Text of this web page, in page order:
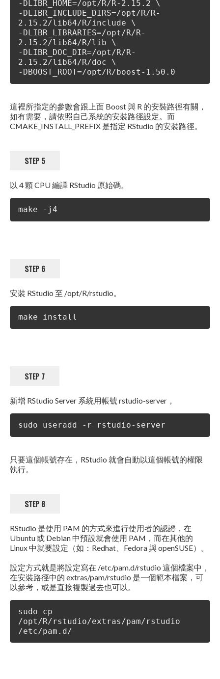
-DLIBR_HOME=/opt/R/R-2.15.2 \
-DLIBR_INCLUDE_DIRS=/opt/R/R-
2.15.2/lib64/R/include \
-DLIBR_LIBRARIES=/opt/R/R-
2.15.2/lib64/R/lib \
-DLIBR_DOC_DIR=/opt/R/R-
2.15.2/lib64/R/doc \
-DBOOST_ROOT=/opt/R/boost-1.50.0
這裡所指定的參數會跟上面 Boost 與 R 的安裝路徑有關，
如有需要，請依照自己系統的安裝路徑設定。而
CMAKE_INSTALL_PREFIX 是指定 RStudio 的安裝路徑。
STEP 5
以 4 顆 CPU 編譯 RStudio 原始碼。
make -j4
STEP 6
安裝 RStudio 至 /opt/R/rstudio。
make install
STEP 7
新增 RStudio Server 系統用帳號 rstudio-server，
sudo useradd -r rstudio-server
只要這個帳號存在，RStudio 就會自動以這個帳號的權限
執行。
STEP 8
RStudio 是使用 PAM 的方式來進行使用者的認證，在
Ubuntu 或 Debian 中預設就會使用 PAM，而在其他的
Linux 中就要設定（如：Redhat、Fedora 與 openSUSE）。
設定方式就是將設定寫在 /etc/pam.d/rstudio 這個檔案中，
在安裝路徑中的 extras/pam/rstudio 是一個範本檔案，可
以參考，或是直接複製過去也可以。
sudo cp
/opt/R/rstudio/extras/pam/rstudio
/etc/pam.d/